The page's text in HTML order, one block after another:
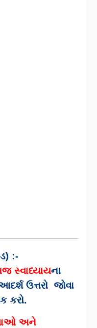
:-
સ્વાધ્યાયના
ઉત્તરો જોવા
કરો.
અને